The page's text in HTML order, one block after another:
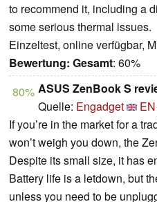
to recommend it, including a
some serious thermal issues.
Einzeltest, online verfügbar,
Bewertung: Gesamt: 60%
80% ASUS ZenBook S
Quelle: Engadget
If you’re in the market for a
won’t weigh you down, the
Despite its small size, it has
Battery life is a letdown, but
unless you need to be